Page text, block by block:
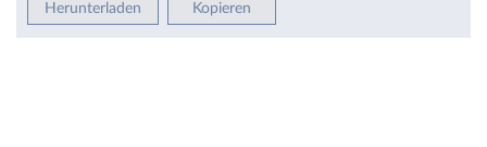
Herunterladen Kopieren